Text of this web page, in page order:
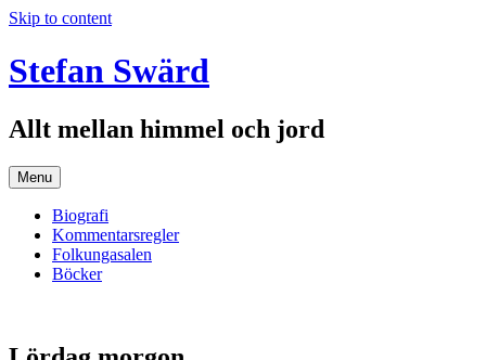
Skip to content
Stefan Swärd
Allt mellan himmel och jord
Menu
Biografi
Kommentarsregler
Folkungasalen
Böcker